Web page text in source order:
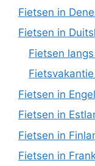
Fietsen in
Fietsen in
Fietsen
Fietsen in
Fietsen in
Fietsen in
Fietsen in